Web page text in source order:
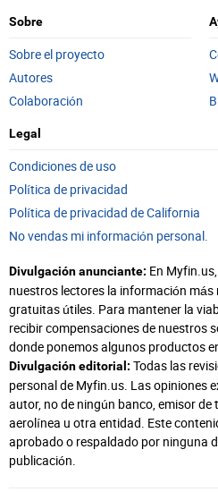
Sobre
Sobre el proyecto
Autores
Colaboración
Legal
Condiciones de uso
Política de privacidad
Política de privacidad de California
No vendas mi información personal.
Divulgación anunciante: En
nuestros lectores la información
gratuitas útiles. Para mantener la
recibir compensaciones de nuestros
donde ponemos algunos productos
Divulgación editorial: Todas las
personal de Myfin.us. Las opiniones
autor, no de ningún banco, emisor
aerolínea u otra entidad. Este
aprobado o respaldado por ninguna
publicación.